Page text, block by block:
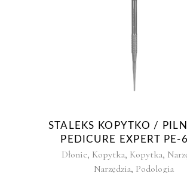
STALEKS KOPYTKO /
PEDICURE EXPERT PE-
Dłonie, Kopytka, Kopytka,
Narzędzia, Podologia